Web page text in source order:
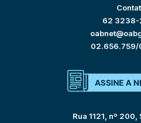
62
02.656.759/
Rua 1121, nº